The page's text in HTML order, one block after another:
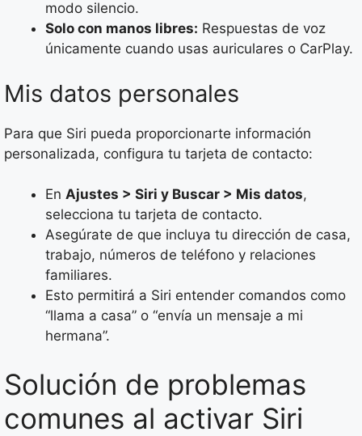
modo silencio.
Solo con manos libres: Respuestas de voz
únicamente cuando usas auriculares o CarPlay.
Mis datos personales
Para que Siri pueda proporcionarte información
personalizada, configura tu tarjeta de contacto:
En Ajustes > Siri y Buscar > Mis datos,
selecciona tu tarjeta de contacto.
Asegúrate de que incluya tu dirección de casa,
trabajo, números de teléfono y relaciones
familiares.
Esto permitirá a Siri entender comandos como
“llama a casa” o “envía un mensaje a mi
hermana”.
Solución de problemas
comunes al activar Siri